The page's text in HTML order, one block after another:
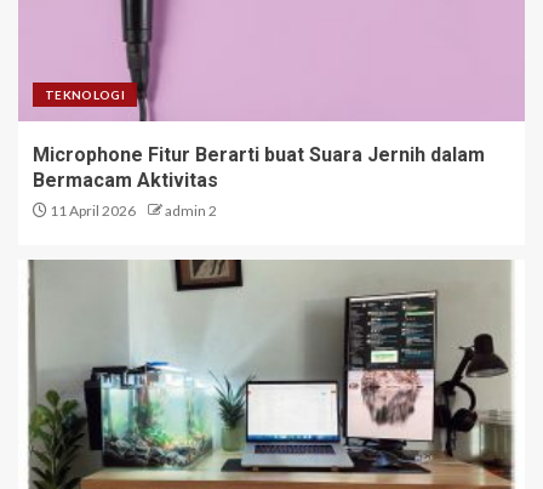
TEKNOLOGI
Microphone Fitur Berarti buat Suara Jernih dalam
Bermacam Aktivitas
11 April 2026 admin 2